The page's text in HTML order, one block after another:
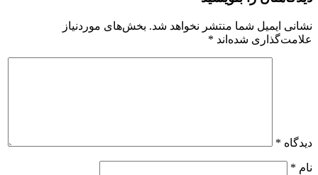
نشانی ایمیل شما منتشر نخواهد شد. بخش‌های موردنیاز
علامت‌گذاری شده‌اند *
دیدگاه *
نام *